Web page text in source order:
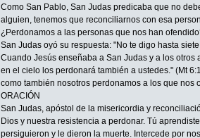
Como San Pablo, San Judas predicaba que no
alguien, tenemos que reconciliarnos con esa
¿Perdonamos a las personas que nos han
San Judas oyó su respuesta: "No te digo hasta
Cuando Jesús enseñaba a San Judas y a los
en el cielo los perdonará también a ustedes." (Mt
como también nosotros perdonamos a los que nos
ORACIÓN
San Judas, apóstol de la misericordia y
Dios y nuestra resistencia a perdonar. Tú
persiguieron y le dieron la muerte. Intercede por